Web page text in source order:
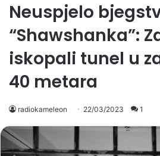
Neuspjelo
“Shawshanka”:
iskopali tunel u
40 metara
radiokameleon 22/03/2023 1